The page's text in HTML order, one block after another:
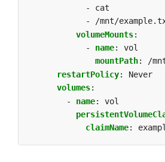
- cat
- /mnt/
volumeMounts:
- name:
vol
mountPath:
/
restartPolicy:
Never
volumes:
- name:
vol
claimName: